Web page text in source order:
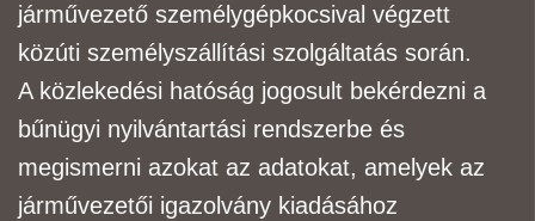
járművezető személygépkocsival végzett
közúti személyszállítási szolgáltatás során.
A közlekedési hatóság jogosult bekérdezni a
bűnügyi nyilvántartási rendszerbe és
megismerni azokat az adatokat, amelyek az
járművezetői igazolvány kiadásához